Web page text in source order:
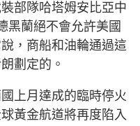
部隊哈塔姆安比亞中
黑蘭絕不會允許美國
，商船和油輪通過這
劃定的。
上月達成的臨時停火
黃金航道將再度陷入